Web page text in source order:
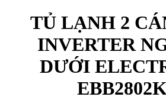
TỦ LẠNH 2
INVERTER
DƯỚI